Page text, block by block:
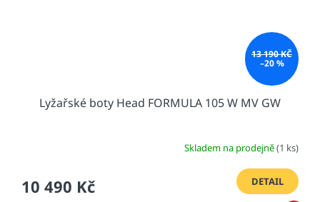
13 190 KČ
–20 %
Lyžařské boty Head FORMULA 105 W MV GW
Skladem na prodejně(1 ks)
10 490 Kč DETAIL